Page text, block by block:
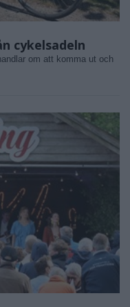
cykelsadeln
om att komma ut och